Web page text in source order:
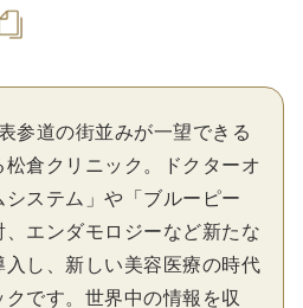
参道の街並みが一望できる
倉クリニック。ドクターオ
ステム」や「ブルーピー
エンダモロジーなど新たな
し、新しい美容医療の時代
です。世界中の情報を収